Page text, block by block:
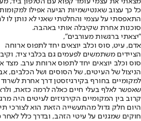
כל כך עצוב שאנטישמיות הגיעה אפילו
התאפסתי על עצמי והחלטתי שאני לא נותן לו
סוכנות אחרת שקיבלה אותי באהבה.
"יצאתי ברגשות מעורבים",
אדם, עיט, סוס וכלב יוצאים יחד לתפוס ארוחה
הציידים משתמשים לפעמים גם בכלבי ציד,
סוס וכלב יוצאים יחד לתפוס ארוחת ערב.
הניצול של העיטים, של הסוסים ושל הכלבים,
למקומיים בחורף בקירגיזסטן דרך אחרת
שאפשר לאלף בעלי חיים כאלה לרמה כזאת,
קרוב בין המקומיים הקירגיזים לעיטים היה
היום חלק גדול מהתעשייה הזאת הוא לצורכי
חוקים שמגנים על עיטי הזהב, ובדרך כלל